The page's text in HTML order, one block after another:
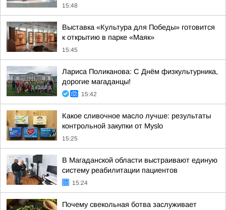
15:48
Выставка «Культура для Победы» готовится
к открытию в парке «Маяк»
15:45
Лариса Поликанова: С Днём физкультурника,
дорогие магаданцы!
15:42
Какое сливочное масло лучше: результаты
контрольной закупки от Myslo
15:25
В Магаданской области выстраивают единую
систему реабилитации пациентов
15:24
Почему свекольная ботва заслуживает